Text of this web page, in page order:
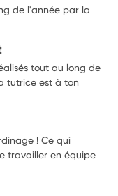
de l'année par la
tout au long de
tutrice est à ton
! Ce qui
travailler en équipe